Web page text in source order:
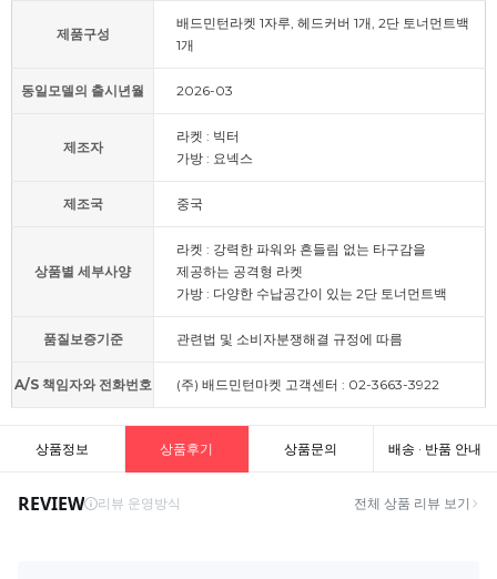
제품구성
배드민턴라켓 1자루, 헤드커버 1개, 2단 토너먼트백
1개
동일모델의 출시년월 2026-03
제조자
라켓 : 빅터
가방 : 요넥스
제조국 중국
상품별 세부사양
라켓 : 강력한 파워와 흔들림 없는 타구감을
제공하는 공격형 라켓
가방 : 다양한 수납공간이 있는 2단 토너먼트백
품질보증기준 관련법 및 소비자분쟁해결 규정에 따름
A/S 책임자와 전화번호 (주) 배드민턴마켓 고객센터 : 02-3663-3922
상품정보 상품후기 상품문의 배송 · 반품 안내